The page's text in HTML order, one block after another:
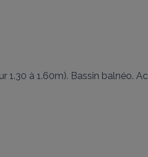
à 1.60m). Bassin balnéo.